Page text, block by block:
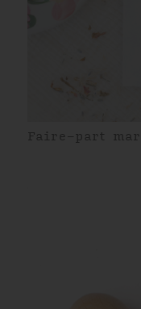
Faire-part